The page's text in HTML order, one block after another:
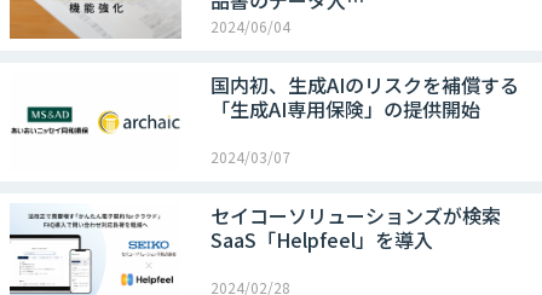
2024/06/04
国内初、生成AIのリスクを補償する
「生成AI専用保険」の提供開始
2024/03/07
セイコーソリューションズが検索
SaaS「Helpfeel」を導入
2024/02/28